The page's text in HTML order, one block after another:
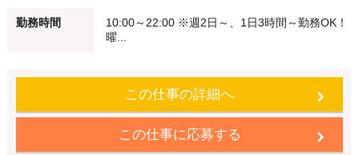
～OK！ Ｗワーカーさんも積極採用中！ 未経験でも安心♪始めはかん
よ！） で食べることができます♪ 【従業員割引特典】 ココス・海
座・伝五郎で使える 「従業員割引券」を進呈します！
勤務時間
10:00～22:00 ※週2日～、1日3時間～勤務OK！
曜...
この仕事の詳細へ
この仕事に応募する